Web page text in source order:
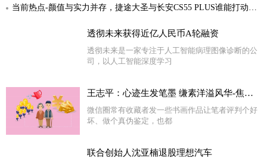
当前热点-颜值与实力并存，捷途大圣与长安CS55 PLUS谁能打动你？
透彻未来获得近亿人民币A轮融资
透彻未来是一家专注于人工智能病理图像诊断的公
司，以人工智能深度学习
王志平：心迹生发笔墨 缣素洋溢风华-焦点报道
微信圈常有收藏者发一些书画作品让笔者评判个好
坏、做个真伪鉴定，也都
联合创始人沈亚楠退股理想汽车